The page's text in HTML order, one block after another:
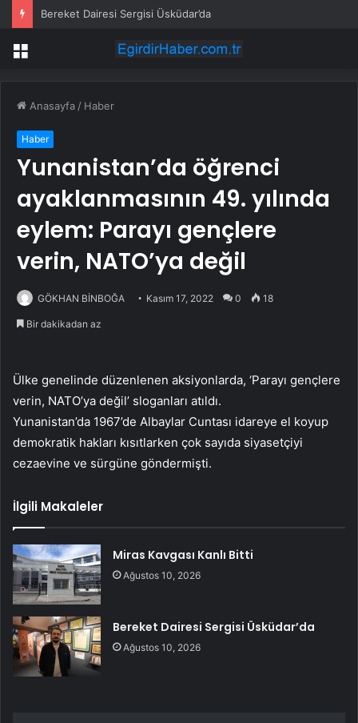
Bereket Dairesi Sergisi Üsküdar’da
Menü
Anasayfa / Haber
Haber
Yunanistan’da öğrenci
ayaklanmasının 49. yılında
eylem: Parayı gençlere
verin, NATO’ya değil
GÖKHAN BİNBOĞA Kasım 17, 2022 0 18
Bir dakikadan az
Ülke genelinde düzenlenen aksiyonlarda, ‘Parayı gençlere
verin, NATO’ya değil’ sloganları atıldı.
Yunanistan’da 1967’de Albaylar Cuntası idareye el koyup
demokratik hakları kısıtlarken çok sayıda siyasetçiyi
cezaevine ve sürgüne göndermişti.
İlgili Makaleler
Miras Kavgası Kanlı Bitti
Ağustos 10, 2026
Bereket Dairesi Sergisi Üsküdar’da
Ağustos 10, 2026